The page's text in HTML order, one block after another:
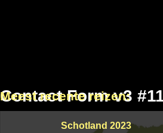
Contact Form v3
Meest recente reizen:
Schotland 2023